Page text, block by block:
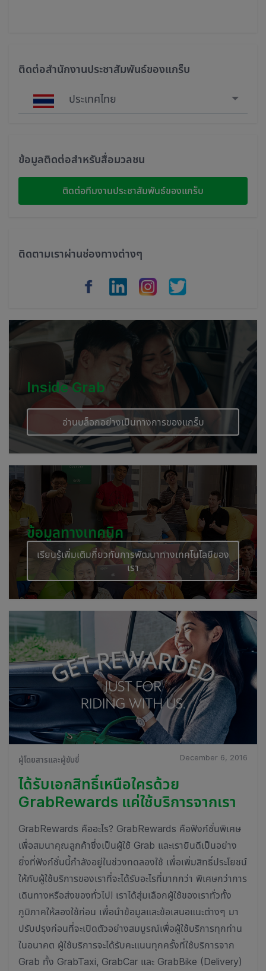
ติดต่อสำนักงานประชาสัมพันธ์ของแกร็บ
ประเทศไทย
Malaysia
Indonesia
Cambodia
ข้อมูลติดต่อสำหรับสื่อมวลชน
ติดต่อทีมงานประชาสัมพันธ์ของแกร็บ
ติดตามเราผ่านช่องทางต่างๆ
Inside Grab
อ่านบล็อกอย่างเป็นทางการของแกร็บ
ข้อมูลทางเทคนิค
เรียนรู้เพิ่มเติมกี่ยวกับการพัฒนาทางเทคโนโลยีของ
เรา
ผู้โดยสารและผู้ขับขี่ December 6, 2016
ได้รับเอกสิทธิ์เหนือใครด้วย
GrabRewards แค่ใช้บริการจากเรา
GrabRewards คืออะไร? GrabRewards คือฟังก์ชั่นพิเศษ
เพื่อสมนาคุณลูกค้าซึ่งเป็นผู้ใช้ Grab และเรายินดีเป็นอย่าง
ยิ่งที่ฟังก์ชั่นนี้กำลังอยู่ในช่วงทดลองใช้ เพื่อเพิ่มสิทธิ์ประโยชน์
ให้กับผู้ใช้บริการของเราที่จะได้รับอะไรที่มากกว่า พิเศษกว่าการ
เดินทางหรือส่งของทั่วไป! เราได้สุ่มเลือกผู้ใช้ของเราทั่วทั้ง
ภูมิภาคให้ลองใช้ก่อน เพื่อนำข้อมูลและข้อเสนอแนะต่างๆ มา
ปรับปรุงก่อนที่จะเปิดตัวอย่างสมบูรณ์เพื่อผู้ใช้บริการทุกท่าน
ในอนาคต ผู้ใช้บริการจะได้รับคะแนนทุกครั้งที่ใช้บริการจาก
Grab ทั้ง GrabTaxi, GrabCar และ GrabBike (Delivery)